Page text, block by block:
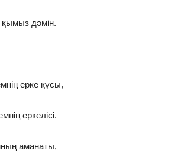
дәмін.
ерке құсы,
еркелісі.
аманаты,